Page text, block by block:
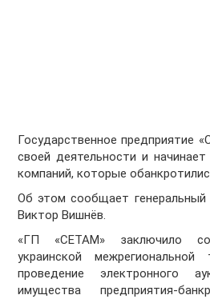
Государственное предприятие
своей деятельности и
компаний, которые
Об этом сообщает
Виктор Вишнёв.
«ГП «СЕТАМ» заключило
украинской
проведение электронного
имущества предприятия-